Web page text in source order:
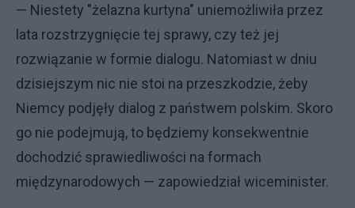
— Niestety "żelazna kurtyna" uniemożliwiła przez
lata rozstrzygnięcie tej sprawy, czy też jej
rozwiązanie w formie dialogu. Natomiast w dniu
dzisiejszym nic nie stoi na przeszkodzie, żeby
Niemcy podjęły dialog z państwem polskim. Skoro
go nie podejmują, to będziemy konsekwentnie
dochodzić sprawiedliwości na formach
międzynarodowych — zapowiedział wiceminister.